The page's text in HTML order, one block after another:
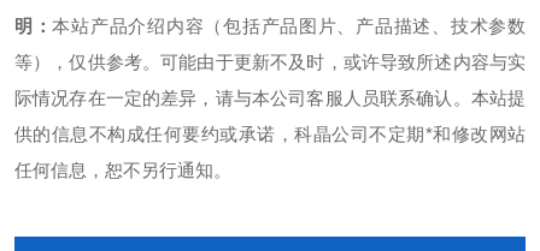
明：本站产品介绍内容（包括产品图片、产品描述、技术参数
等），仅供参考。可能由于更新不及时，或许导致所述内容与实
际情况存在一定的差异，请与本公司客服人员联系确认。本站提
供的信息不构成任何要约或承诺，科晶公司不定期*和修改网站
任何信息，恕不另行通知。